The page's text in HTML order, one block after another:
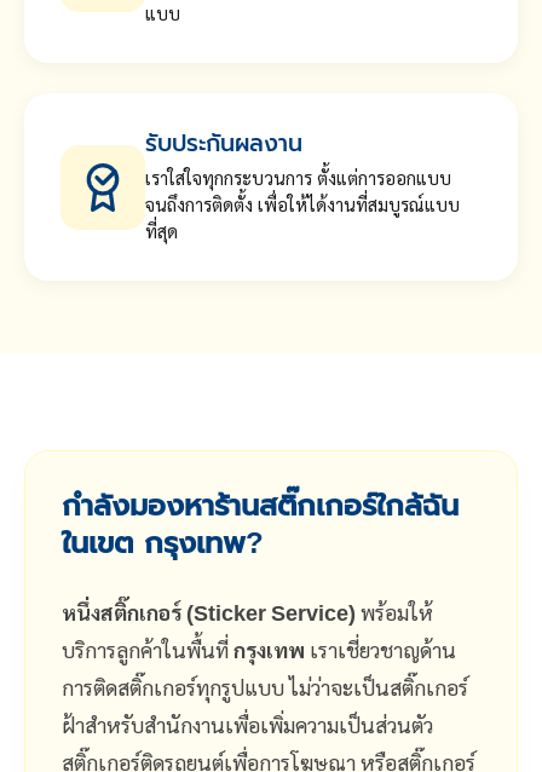
แบบ
รับประกันผลงาน
เราใส่ใจทุกกระบวนการ ตั้งแต่การออกแบบ
จนถึงการติดตั้ง เพื่อให้ได้งานที่สมบูรณ์แบบ
ที่สุด
กำลังมองหาร้านสติ๊กเกอร์ใกล้ฉัน
ในเขต กรุงเทพ?
หนึ่งสติ๊กเกอร์ (Sticker Service) พร้อมให้
บริการลูกค้าในพื้นที่กรุงเทพ เราเชี่ยวชาญด้าน
การติดสติ๊กเกอร์ทุกรูปแบบ ไม่ว่าจะเป็นสติ๊กเกอร์
ฝ้าสำหรับสำนักงานเพื่อเพิ่มความเป็นส่วนตัว
สติ๊กเกอร์ติดรถยนต์เพื่อการโฆษณา หรือสติ๊กเกอร์